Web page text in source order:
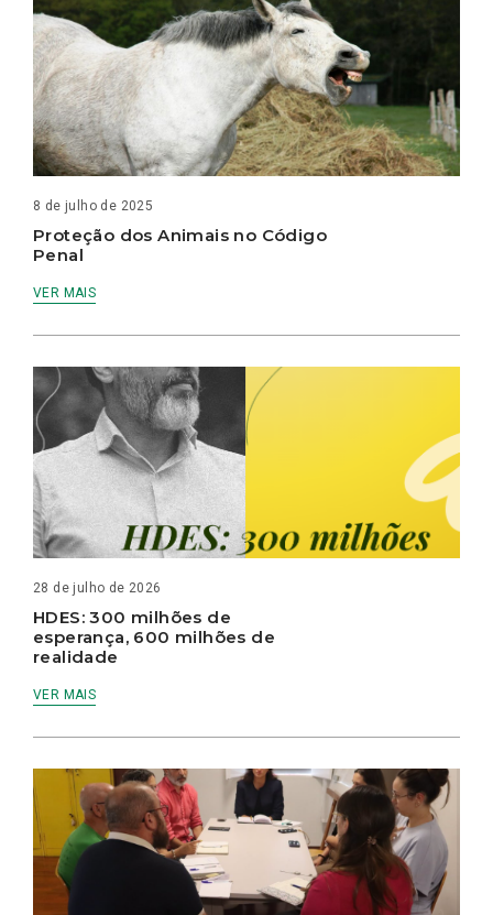
8 de julho de 2025
Proteção dos Animais no Código
Penal
VER MAIS
28 de julho de 2026
HDES: 300 milhões de
esperança, 600 milhões de
realidade
VER MAIS